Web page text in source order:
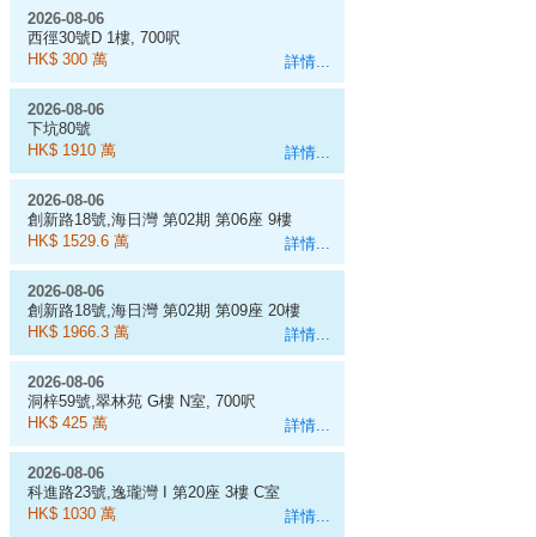
詳情...
2026-08-06
西徑30號D 1樓, 700呎
HK$ 300 萬
詳情...
2026-08-06
下坑80號
HK$ 1910 萬
詳情...
2026-08-06
創新路18號,海日灣 第02期 第06座 9樓
D室
HK$ 1529.6 萬
詳情...
2026-08-06
創新路18號,海日灣 第02期 第09座 20樓
J室
HK$ 1966.3 萬
詳情...
2026-08-06
洞梓59號,翠林苑 G樓 N室, 700呎
HK$ 425 萬
詳情...
2026-08-06
科進路23號,逸瓏灣 I 第20座 3樓 C室
HK$ 1030 萬